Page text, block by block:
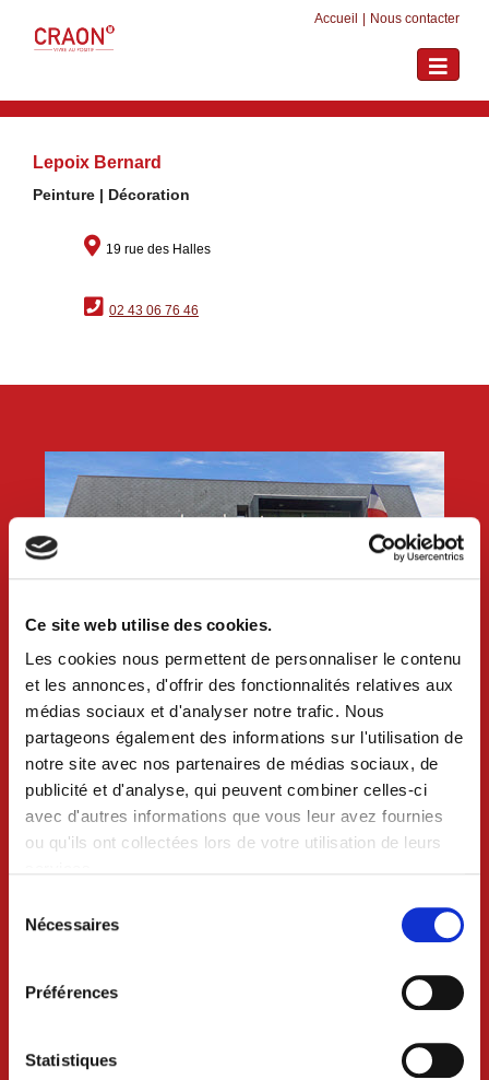
Ce site web utilise des cookies.
Les cookies nous permettent de personnaliser le contenu
et les annonces, d'offrir des fonctionnalités relatives aux
médias sociaux et d'analyser notre trafic. Nous
partageons également des informations sur l'utilisation de
notre site avec nos partenaires de médias sociaux, de
publicité et d'analyse, qui peuvent combiner celles-ci
avec d'autres informations que vous leur avez fournies
ou qu'ils ont collectées lors de votre utilisation de leurs
consentement
Nécessaires
Préférences
Statistiques
Accueil Nous contacter
Toggle
Lepoix Bernard
Peinture | Décoration
19 rue des Halles
02 43 06 76 46
VILLE DE CRAON
BP 74 - 53400 CRAON
02 43 06 13 09
Nous contacter
Vendredi 8h30-12h et 13h30-17h
Services techniques /urbanisme
Vendredi 8h30-12h et 13h30-17h